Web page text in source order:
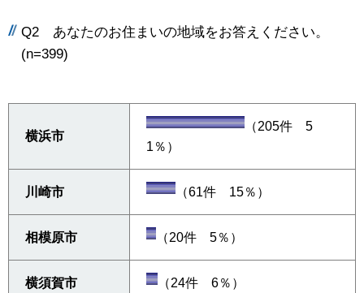
Q2 あなたのお住まいの地域をお答えください。
(n=399)
横浜市
（205件 5
1％）
川崎市 （61件 15％）
相模原市 （20件 5％）
横須賀市 （24件 6％）